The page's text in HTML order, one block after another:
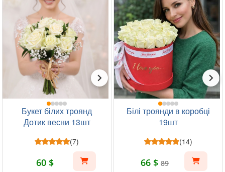
Букет білих троянд
Дотик весни 13шт
(7)
60 $
Білі троянди в коробці
19шт
(14)
66 $ 89